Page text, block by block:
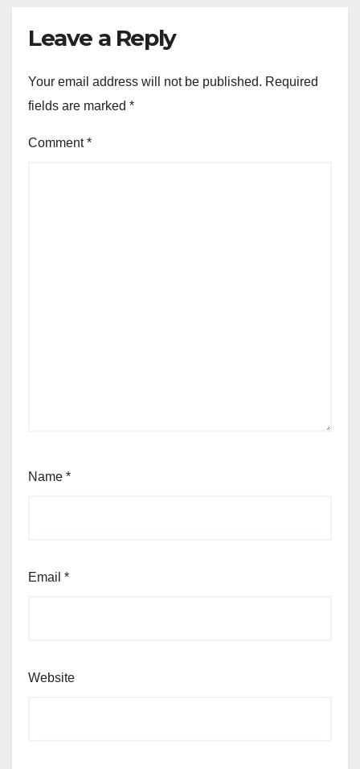
Leave a Reply
Your email address will not be published. Required
fields are marked *
Comment*
Name *
Email *
Website